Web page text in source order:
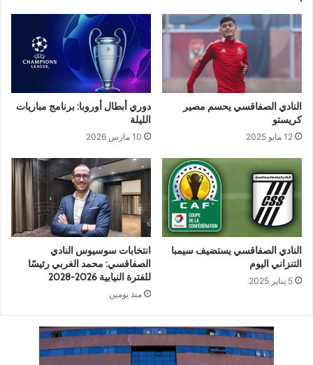
النادي الصفاقسي يحسم مصير
كريستو
12 مايو 2025
دوري أبطال أوروبا: برنامج مباريات
الليلة
10 مارس 2026
النادي الصفاقسي يستضيف سيمبا
التنزاني اليوم
5 يناير 2025
انتخابات سوسيوس النادي
الصفاقسي: محمد الغربي رئيسًا
للفترة النيابية 2026-2028
منذ يومين